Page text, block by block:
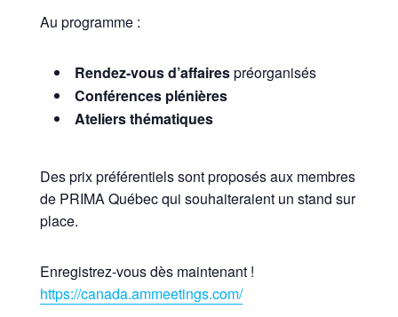
Au programme :
Rendez-vous d’affairespréorganisés
Conférences plénières
Ateliers thématiques
Des prix préférentiels sont proposés aux membres
de PRIMA Québec qui souhaiteraient un stand sur
place.
Enregistrez-vous dès maintenant !
https://canada.ammeetings.com/